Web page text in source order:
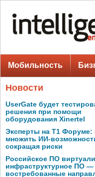
Мобильность
Новости
UserGate будет
решения при помощи
оборудования Xinertel
Эксперты на Т1 Форуме:
множить ИИ-
сокращая риски
Российское ПО
инфраструктурное ПО —
востребованные